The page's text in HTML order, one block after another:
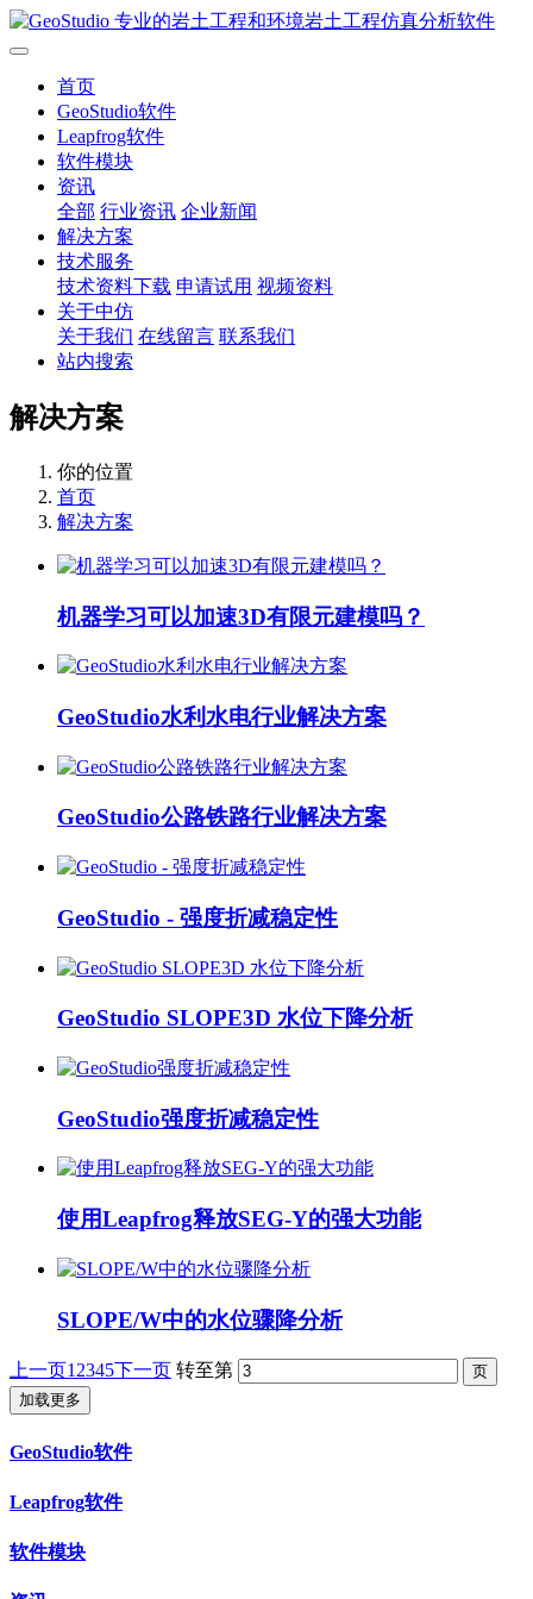
首页
GeoStudio软件
Leapfrog软件
软件模块
资讯
全部 行业资讯 企业新闻
解决方案
技术服务
技术资料下载 申请试用 视频资料
关于中仿
关于我们 在线留言 联系我们
站内搜索
解决方案
你的位置
首页
解决方案
机器学习可以加速3D有限元建模吗？
GeoStudio水利水电行业解决方案
GeoStudio公路铁路行业解决方案
GeoStudio - 强度折减稳定性
GeoStudio SLOPE3D 水位下降分析
GeoStudio强度折减稳定性
使用Leapfrog释放SEG-Y的强大功能
SLOPE/W中的水位骤降分析
上一页1 2345下一页 转至第
加载更多
GeoStudio软件
Leapfrog软件
软件模块